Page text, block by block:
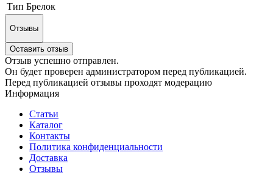
Тип Брелок
Отзывы
Оставить отзыв
Отзыв успешно отправлен.
Он будет проверен администратором перед публикацией.
Перед публикацией отзывы проходят модерацию
Информация
Статьи
Каталог
Контакты
Политика конфиденциальности
Доставка
Отзывы